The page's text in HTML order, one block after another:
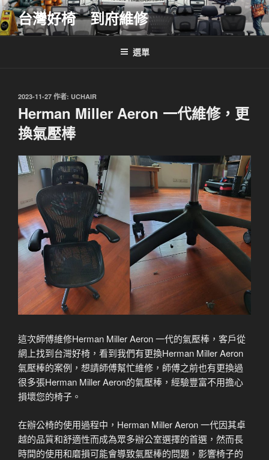
跳
至
主
台灣好椅 到府維修
選單
發
佈
於
2023-11-27 作者: UCHAIR
Herman Miller Aeron 一代維修，更
換氣壓棒
這次師傅維修Herman Miller Aeron 一代的氣壓棒，客戶從
網上找到台灣好椅，看到我們有更換Herman Miller Aeron
氣壓棒的案例，想請師傅幫忙維修，師傅之前也有更換過
很多張Herman Miller Aeron的氣壓棒，經驗豐富不用擔心
損壞您的椅子。
在辦公椅的使用過程中，Herman Miller Aeron 一代因其卓
越的品質和舒適性而成為眾多辦公室選擇的首選，然而長
時間的使用和磨損可能會導致氣壓棒的問題，影響椅子的